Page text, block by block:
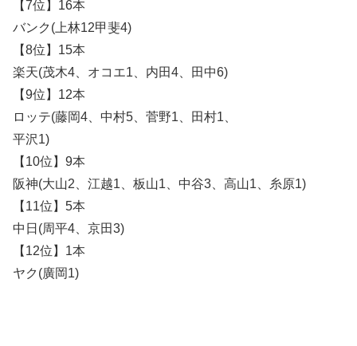
【7位】16本
バンク(上林12甲斐4)
【8位】15本
楽天(茂木4、オコエ1、内田4、田中6)
【9位】12本
ロッテ(藤岡4、中村5、菅野1、田村1、
平沢1)
【10位】9本
阪神(大山2、江越1、板山1、中谷3、高山1、糸原1)
【11位】5本
中日(周平4、京田3)
【12位】1本
ヤク(廣岡1)